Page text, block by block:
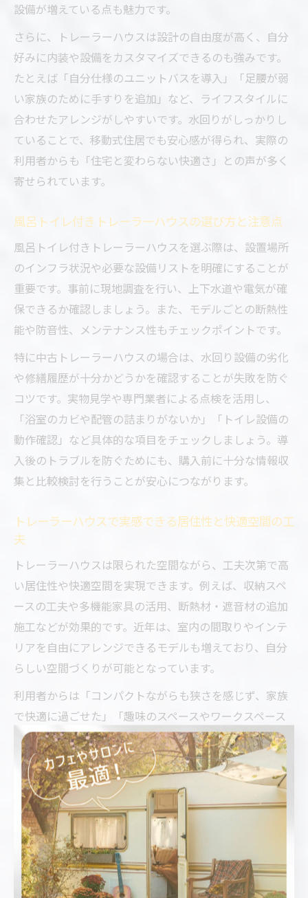
設備が増えている点も魅力です。
さらに、トレーラーハウスは設計の自由度が高く、自分
好みに内装や設備をカスタマイズできるのも強みです。
たとえば「自分仕様のユニットバスを導入」「足腰が弱
い家族のために手すりを追加」など、ライフスタイルに
合わせたアレンジがしやすいです。水回りがしっかりし
ていることで、移動式住居でも安心感が得られ、実際の
利用者からも「住宅と変わらない快適さ」との声が多く
寄せられています。
風呂トイレ付きトレーラーハウスの選び方と注意点
風呂トイレ付きトレーラーハウスを選ぶ際は、設置場所
のインフラ状況や必要な設備リストを明確にすることが
重要です。事前に現地調査を行い、上下水道や電気が確
保できるか確認しましょう。また、モデルごとの断熱性
能や防音性、メンテナンス性もチェックポイントです。
特に中古トレーラーハウスの場合は、水回り設備の劣化
や修繕履歴が十分かどうかを確認することが失敗を防ぐ
コツです。実物見学や専門業者による点検を活用し、
「浴室のカビや配管の詰まりがないか」「トイレ設備の
動作確認」など具体的な項目をチェックしましょう。導
入後のトラブルを防ぐためにも、購入前に十分な情報収
集と比較検討を行うことが安心につながります。
トレーラーハウスで実感できる居住性と快適空間の工
夫
トレーラーハウスは限られた空間ながら、工夫次第で高
い居住性や快適空間を実現できます。例えば、収納スペ
ースの工夫や多機能家具の活用、断熱材・遮音材の追加
施工などが効果的です。近年は、室内の間取りやインテ
リアを自由にアレンジできるモデルも増えており、自分
らしい空間づくりが可能となっています。
利用者からは「コンパクトながらも狭さを感じず、家族
で快適に過ごせた」「趣味のスペースやワークスペース
を設けて有効活用できた」といった声も多く聞かれま
す。快適な居住性を保つためには、断熱・換気・採光・
収納のバランスを考えたレイアウト設計がポイントで
す。設計段階での工夫や専門家のアドバイスを活用しま
しょう。
中古トレーラーハウスの水回りチェックポイントを紹
介